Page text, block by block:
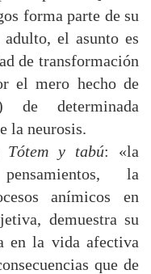
forma parte de su
el asunto es
de transformación
el mero hecho de
de determinada
la neurosis.
Tótem y tabú: «la
la
anímicos en
demuestra su
en la vida afectiva
que de